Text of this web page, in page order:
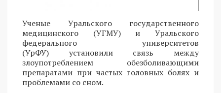
Ученые Уральского государственного
медицинского (УГМУ) и Уральского
федерального университетов
(УрФУ) установили связь между
злоупотреблением обезболивающими
препаратами при частых головных болях и
проблемами со сном.